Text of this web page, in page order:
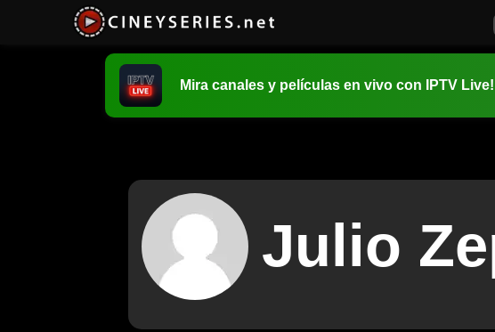
Mira canales y películas en vivo con IPTV Live!
Julio